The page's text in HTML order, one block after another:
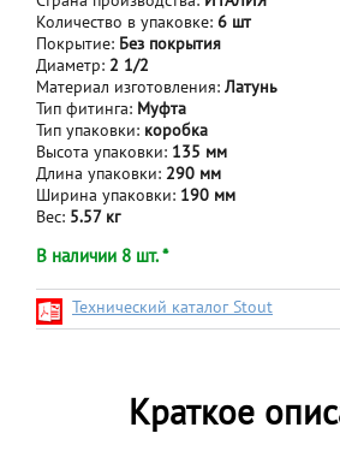
Количество в упаковке: 6 шт
Покрытие: Без покрытия
Диаметр: 2 1/2
Материал изготовления: Латунь
Тип фитинга: Муфта
Тип упаковки: коробка
Высота упаковки: 135 мм
Длина упаковки: 290 мм
Ширина упаковки: 190 мм
Вес: 5.57 кг
В наличии 8 шт. *
Технический каталог Stout
Краткое